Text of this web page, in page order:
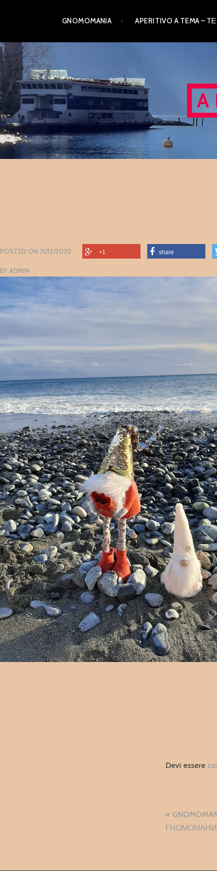
content
GNOMOMANIA APERITIVO A TEMA
A
POSTED ON 31/12/2020
BYADMIN
+1 share
Devi essere